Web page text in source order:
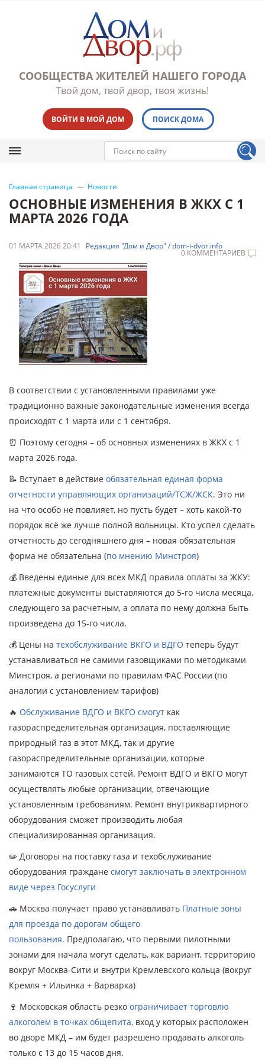
СООБЩЕСТВА ЖИТЕЛЕЙ НАШЕГО ГОРОДА
Твой дом, твой двор, твоя жизнь!
ВОЙТИ В МОЙ ДОМ ПОИСК ДОМА
Главная страница Новости
ОСНОВНЫЕ ИЗМЕНЕНИЯ В ЖКХ С 1
МАРТА 2026 ГОДА
01 МАРТА 2026 20:41 Редакция "Дом и Двор" / dom-i-dvor.info
0 КОММЕНТАРИЕВ
В соответствии с установленными правилами уже
традиционно важные законодательные изменения всегда
происходят с 1 марта или с 1 сентября.
⏰ Поэтому сегодня – об основных изменениях в ЖКХ с 1
марта 2026 года.
📝 Вступает в действие обязательная единая форма
отчетности управляющих организаций/ТСЖ/ЖСК. Это ни
на что особо не повлияет, но пусть будет – хоть какой-то
порядок всё же лучше полной вольницы. Кто успел сделать
отчетность до сегодняшнего дня – новая обязательная
форма не обязательна (по мнению Минстроя)
💰 Введены единые для всех МКД правила оплаты за ЖКУ:
платежные документы выставляются до 5-го числа месяца,
следующего за расчетным, а оплата по нему должна быть
произведена до 15-го числа.
💰 Цены на техобслуживание ВКГО и ВДГО теперь будут
устанавливаться не самими газовщиками по методиками
Минстроя, а регионами по правилам ФАС России (по
аналогии с установлением тарифов)
🔥 Обслуживание ВДГО и ВКГО смогут как
газораспределительная организация, поставляющие
природный газ в этот МКД, так и другие
газораспределительные организации, которые
занимаются ТО газовых сетей. Ремонт ВДГО и ВКГО могут
осуществлять любые организации, отвечающие
установленным требованиям. Ремонт внутриквартирного
оборудования сможет производить любая
специализированная организация.
✏️ Договоры на поставку газа и техобслуживание
оборудования граждане смогут заключать в электронном
виде через Госуслуги
🚗 Москва получает право устанавливать Платные зоны
для проезда по дорогам общего
пользования. Предполагаю, что первыми пилотными
зонами для начала могут сделать, как вариант, территорию
вокруг Москва-Сити и внутри Кремлевского кольца (вокруг
Кремля + Ильинка + Варварка)
🍷 Московская область резко ограничивает торговлю
алкоголем в точках общепита, вход у которых расположен
во дворе МКД – им будет разрешено продавать алкоголь
только с 13 до 15 часов дня.